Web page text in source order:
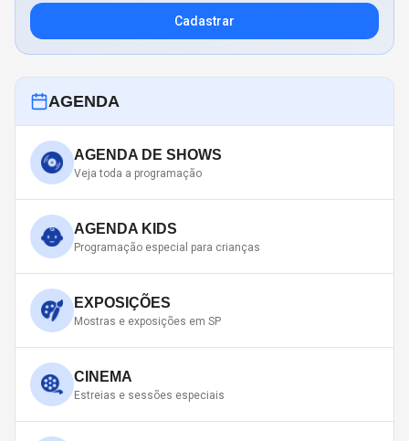
Cadastrar
AGENDA
AGENDA DE SHOWS
Veja toda a programação
AGENDA KIDS
Programação especial para crianças
EXPOSIÇÕES
Mostras e exposições em SP
CINEMA
Estreias e sessões especiais